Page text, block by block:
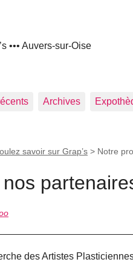
••• Auvers-sur-Oise
Archives
savoir sur Grap’s > Notre
des Artistes